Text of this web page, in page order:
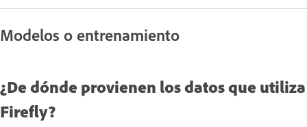
Modelos o entrenamiento
¿De dónde provienen los datos que utiliza
Firefly?